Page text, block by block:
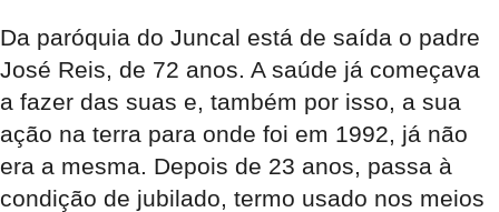
Da paróquia do Juncal está de saída o padre
José Reis, de 72 anos. A saúde já começava
a fazer das suas e, também por isso, a sua
ação na terra para onde foi em 1992, já não
era a mesma. Depois de 23 anos, passa à
condição de jubilado, termo usado nos meios